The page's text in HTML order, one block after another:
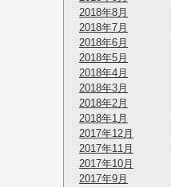
2018年8月
2018年7月
2018年6月
2018年5月
2018年4月
2018年3月
2018年2月
2018年1月
2017年12月
2017年11月
2017年10月
2017年9月